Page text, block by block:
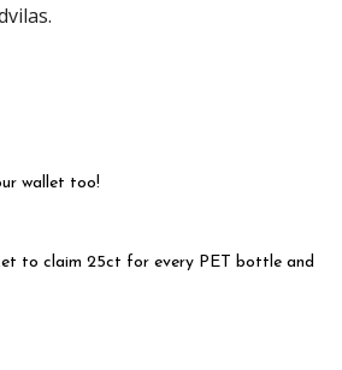
wallet too!
to claim 25ct for every PET bottle and